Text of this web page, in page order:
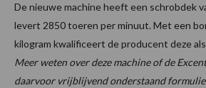
De nieuwe machine heeft een schrobdek
levert 2850 toeren per minuut. Met een
kilogram kwalificeert de producent deze als
Meer weten over deze machine of de
daarvoor vrijblijvend onderstaand